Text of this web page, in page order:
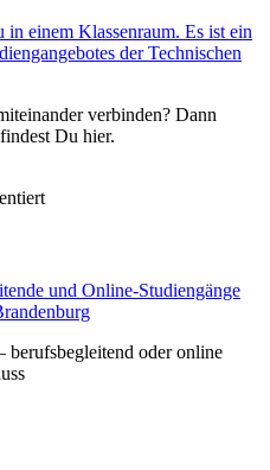
verbinden? Dann
Du hier.
berufsbegleitend oder online